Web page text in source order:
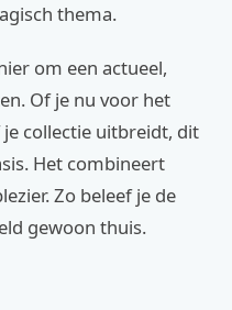
thema.
om een actueel,
Of je nu voor het
collectie uitbreidt, dit
Het combineert
Zo beleef je de
gewoon thuis.